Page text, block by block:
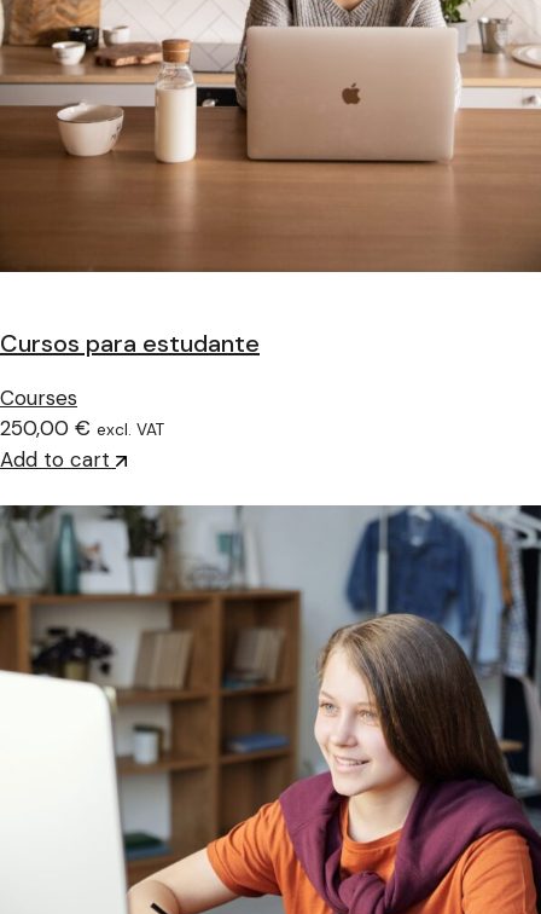
Cursos para estudante
Courses
250,00 € excl. VAT
Add to cart